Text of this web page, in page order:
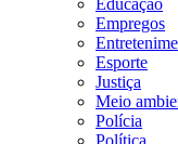
Educação
Empregos
Esporte
Justiça
Meio
Polícia
Política